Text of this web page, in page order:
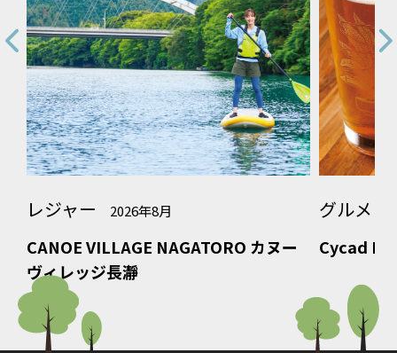
カヌー
グルメ 2026年8月
Cycad Brewing